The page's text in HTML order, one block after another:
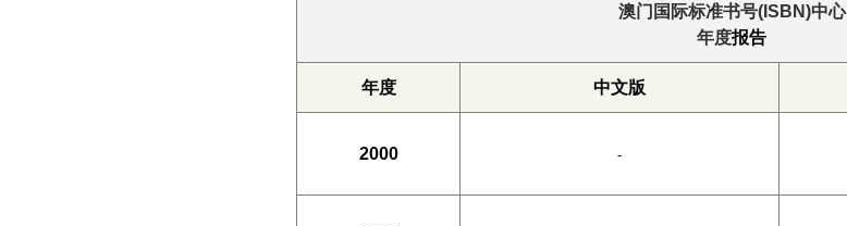
澳门国际标准书号(ISBN)中心
年度报告
年度 中文版
2000
-